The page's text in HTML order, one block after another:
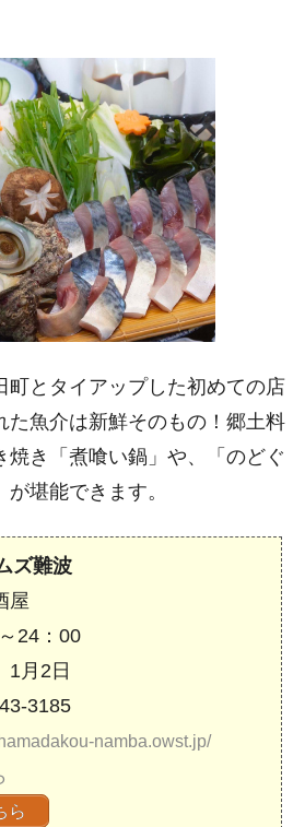
町とタイアップした初めての店
た魚介は新鮮そのもの！郷土料
焼き「煮喰い鍋」や、「のどぐ
堪能できます。
ズ難波
屋
24：00
1月2日
3185
namba.owst.jp/
ら